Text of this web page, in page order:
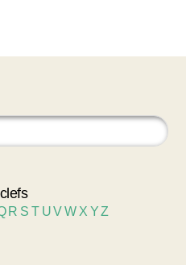
R S T UVW X YZ